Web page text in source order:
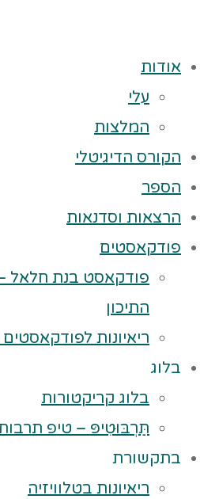
אודות
עלי
המלצות
הקורס הדיגיטלי
הספר
הרצאות וסדנאות
פודקאסטים
פודקאסט בנת חלאל
התיכון
ריאיונות לפודקאסטים
בלוג
בלוג קריקטורות
תַּרְבּוּטִיפּ – טיפ
בתקשורת
ריאיונות בטלוויזיה